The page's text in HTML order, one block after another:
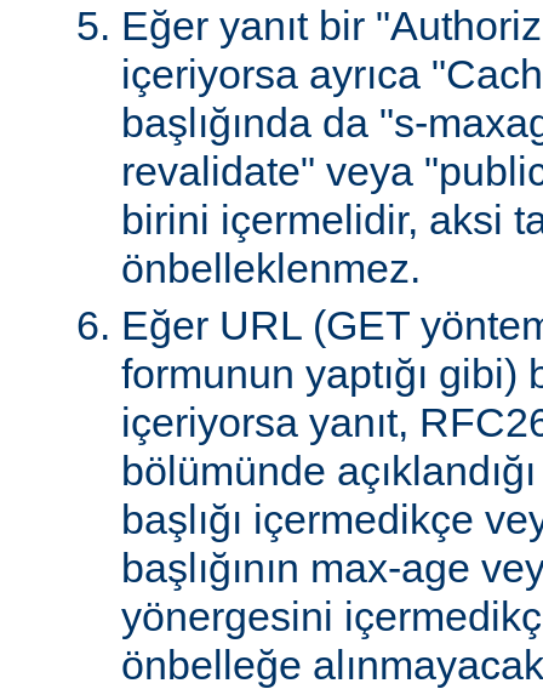
Eğer yanıt bir
içeriyorsa ayrıca
başlığında da "s-
revalidate" veya
birini içermelidir, aksi
önbelleklenmez.
Eğer URL (GET
formunun yaptığı
içeriyorsa yanıt,
bölümünde
başlığı içermedikçe
başlığının max-age
yönergesini
önbelleğe